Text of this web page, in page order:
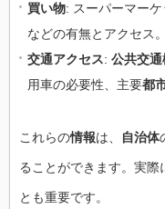
買い物: スーパーマー
などの有無とアクセス。
交通アクセス: 公共交通
用車の必要性、主要都
これらの情報は、 自治体
ることができます。実際
とも重要です。